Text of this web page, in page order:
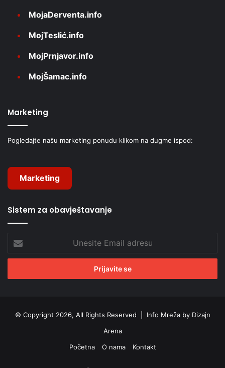
MojaDerventa.info
MojTeslić.info
MojPrnjavor.info
MojŠamac.info
Marketing
Pogledajte našu marketing ponudu klikom na dugme ispod:
Marketing
Sistem za obavještavanje
Unesite
Email
adresu
© Copyright 2026, All Rights Reserved | Info Mreža by Dizajn
Arena
Početna
O nama Kontakt